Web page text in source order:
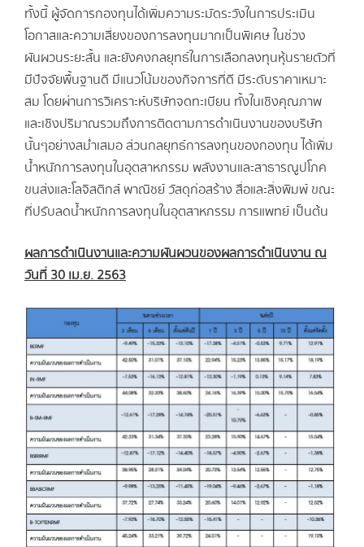
ทั้งนี้ ผู้จัดการกองทุนได้เพิ่มความระมัดระวังในการประเมิน
โอกาสและความเสี่ยงของการลงทุนมากเป็นพิเศษ ในช่วง
ผันผวนระยะสั้น และยังคงกลยุทธ์ในการเลือกลงทุนหุ้นรายตัวที่
มีปัจจัยพื้นฐานดี มีแนวโน้มของกิจการที่ดี มีระดับราคาเหมาะ
สม โดยผ่านการวิเคราะห์บริษัทจดทะเบียน ทั้งในเชิงคุณภาพ
และเชิงปริมาณรวมถึงการติดตามการดำเนินงานของบริษัท
นั้นๆอย่างสม่ำเสมอ ส่วนกลยุทธ์การลงทุนของกองทุน ได้เพิ่ม
น้ำหนักการลงทุนในอุตสาหกรรม พลังงานและสาธารณูปโภค
ขนส่งและโลจิสติกส์ พาณิชย์ วัสดุก่อสร้าง สื่อและสิ่งพิมพ์ ขณะ
ที่ปรับลดน้ำหนักการลงทุนในอุตสาหกรรม การแพทย์ เป็นต้น
ผลการดำเนินงานและความผันผวนของผลการดำเนินงาน ณ
วันที่ 30 เม.ย. 2563